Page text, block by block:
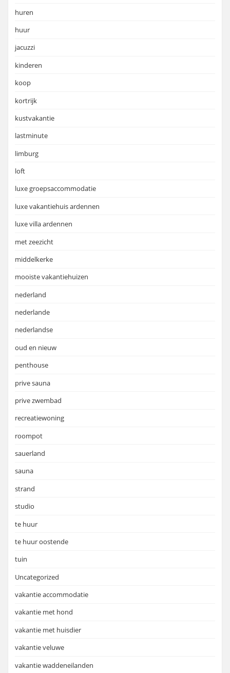
huren
huur
jacuzzi
kinderen
koop
kortrijk
kustvakantie
lastminute
limburg
loft
luxe groepsaccommodatie
luxe vakantiehuis ardennen
luxe villa ardennen
met zeezicht
middelkerke
mooiste vakantiehuizen
nederland
nederlande
nederlandse
oud en nieuw
penthouse
prive sauna
prive zwembad
recreatiewoning
roompot
sauerland
sauna
strand
studio
te huur
te huur oostende
tuin
Uncategorized
vakantie accommodatie
vakantie met hond
vakantie met huisdier
vakantie veluwe
vakantie waddeneilanden